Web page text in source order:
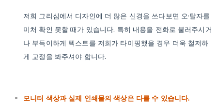
저희 그리심에서 디자인에 더 많은 신경을 쓰다보면 오·탈자를
미처 확인 못할 때가 있습니다. 특히 내용을 전화로 불러주시거
나 부득이하게 텍스트를 저희가 타이핑했을 경우 더욱 철저하
게 교정을 봐주셔야 합니다.
모니터 색상과 실제 인쇄물의 색상은 다를 수 있습니다.